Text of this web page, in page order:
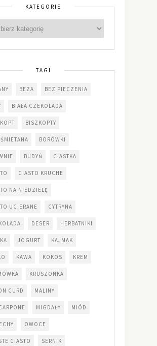
KATEGORIE
TAGI
BEZA BEZ PIECZENIA
BIAŁA CZEKOLADA
BISZKOPTY
BORÓWKI
BUDYŃ CIASTKA
CIASTO KRUCHE
NA NIEDZIELĘ
UCIERANE CYTRYNA
DESER HERBATNIKI
JOGURT KAJMAK
KAWA KOKOS KREM
KRUSZONKA
CURD MALINY
MIGDAŁY MIÓD
OWOCE
CIASTO SERNIK